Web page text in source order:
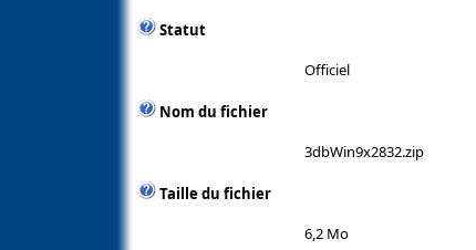
Statut
Officiel
Nom du fichier
3dbWin9x2832.zip
Taille du fichier
6,2 Mo